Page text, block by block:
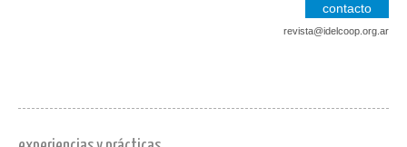
contacto
revista@idelcoop.org.ar